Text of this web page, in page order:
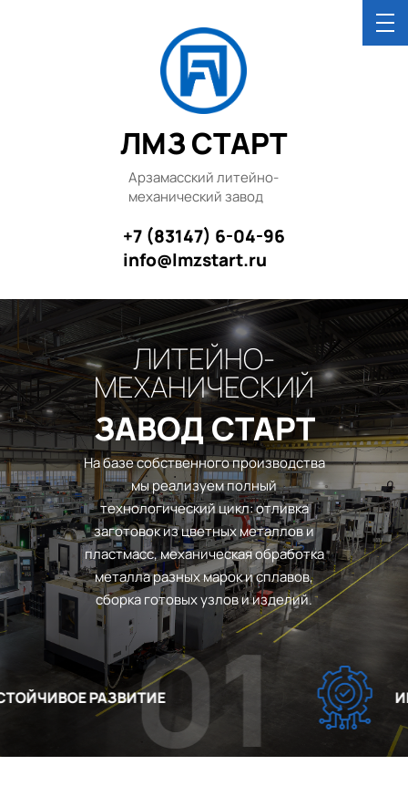
ЛМЗ СТАРТ
Арзамасский литейно-
механический завод
+7 (83147) 6-04-96
info@lmzstart.ru
На базе собственного производства
мы реализуем полный
технологический цикл: отливка
заготовок из цветных металлов и
пластмасс, механическая обработка
металла разных марок и сплавов,
сборка готовых узлов и изделий.
ЛИТЕЙНО-
МЕХАНИЧЕСКИЙ
ЗАВОД СТАРТ
РАЗВИТИЕ01